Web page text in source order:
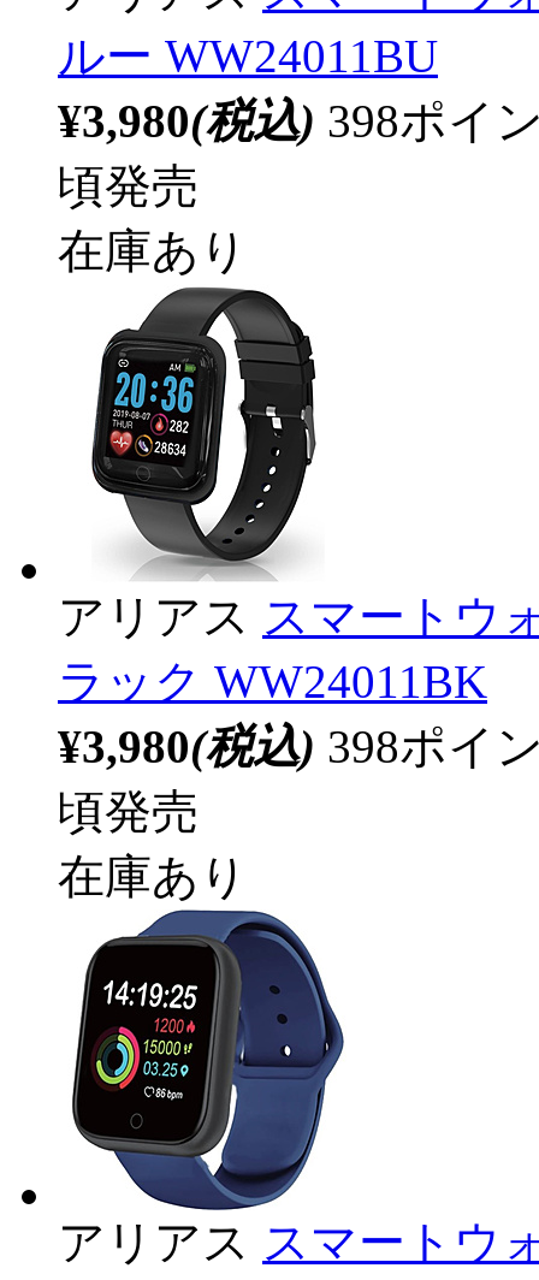
ルー WW24011BU
¥3,980(税込) 398ポイ
頃発売
在庫あり
アリアス スマートウ
ラック WW24011BK
¥3,980(税込) 398ポイ
頃発売
在庫あり
アリアス スマートウ